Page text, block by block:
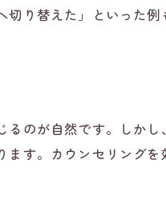
り替えた」といった
のが自然です。しか
す。カウンセリング